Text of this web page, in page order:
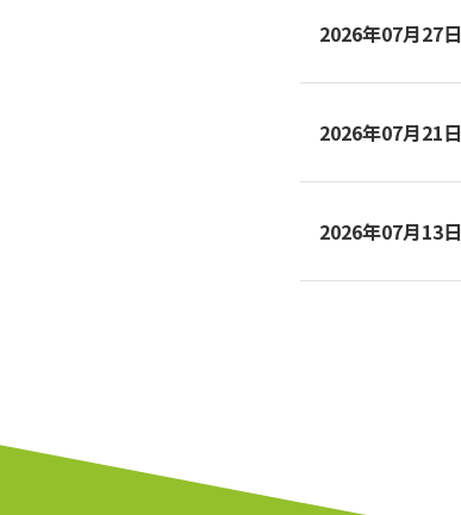
2026年07月27日
2026年07月21日
2026年07月13日